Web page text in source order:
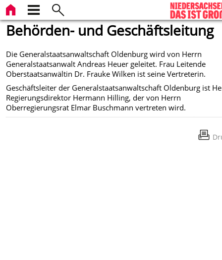
Behörden- und Geschäftsleitung
Die Generalstaatsanwaltschaft Oldenburg wird von Herrn
Generalstaatsanwalt Andreas Heuer geleitet. Frau Leitende
Oberstaatsanwältin Dr. Frauke Wilken ist seine Vertreterin.
Geschäftsleiter der Generalstaatsanwaltschaft Oldenburg ist
Regierungsdirektor Hermann Hilling, der von Herrn
Oberregierungsrat Elmar Buschmann vertreten wird.